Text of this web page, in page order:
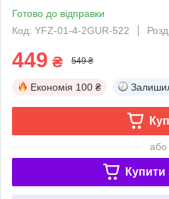
Готово до відправки
Код: YFZ-01-4-2GUR-522
449 ₴ 549 ₴
Економія 100 ₴
або
Купити